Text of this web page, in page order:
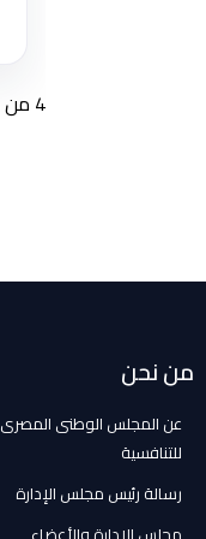
4 من 6 صفحة
من نحن
عن المجلس الوطنى المصرى
للتنافسية
رسالة رئيس مجلس الإدارة